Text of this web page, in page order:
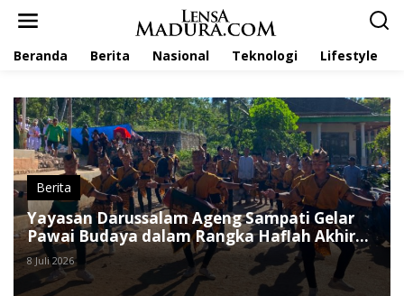
Beranda Berita Nasional Teknologi Lifestyle
Berita
Yayasan Darussalam Ageng Sampati Gelar
Pawai Budaya dalam Rangka Haflah Akhir
Dirosah
8 Juli 2026